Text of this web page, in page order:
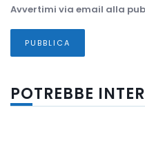
Avvertimi via email alla
POTREBBE